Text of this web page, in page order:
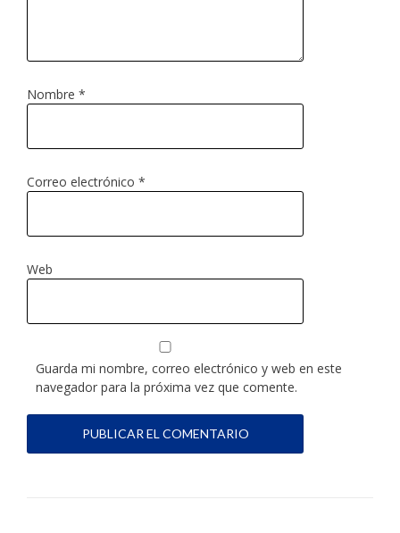
Nombre *
Correo electrónico *
Web
Guarda mi nombre, correo electrónico y web en este
navegador para la próxima vez que comente.